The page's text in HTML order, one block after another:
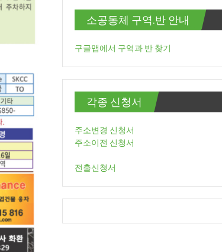
소공동체 구역.반 안내
구글맵에서 구역과 반 찾기
각종 신청서
주소변경 신청서
주소이전 신청서
전출신청서